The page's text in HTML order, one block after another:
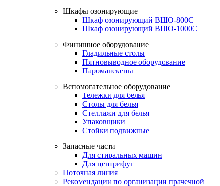
Шкафы озонирующие
Шкаф озонирующий ВШО-800С
Шкаф озонирующий ВШО-1000С
Финишное оборудование
Гладильные столы
Пятновыводное оборудование
Пароманекены
Вспомогательное оборудование
Тележки для белья
Столы для белья
Стеллажи для белья
Упаковщики
Стойки подвижные
Запасные части
Для стиральных машин
Для центрифуг
Поточная линия
Рекомендации по организации прачечной